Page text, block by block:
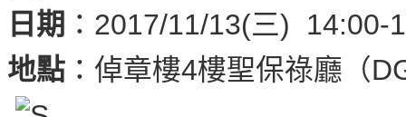
日期 ：2017/11/13(三) 14:00-
地點 ：倬章樓4樓聖保祿廳（